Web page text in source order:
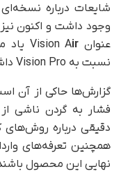
وجود داشت و اکنون
عنوان Vision A ir
یاد
نسبت به Vision Pro داشته باشد.
گزارش‌ها حاکی از آن
فشار به گردن ناشی
دقیقی درباره
همچنین تعرفه‌های
نهایی این محصول